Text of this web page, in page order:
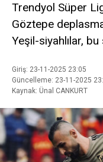
Trendyol Süper
Göztepe
Yeşil-siyahlılar, bu
Giriş: 23-11-2025 23:05
Güncelleme: 23-11-2025
Kaynak: Ünal CANKURT